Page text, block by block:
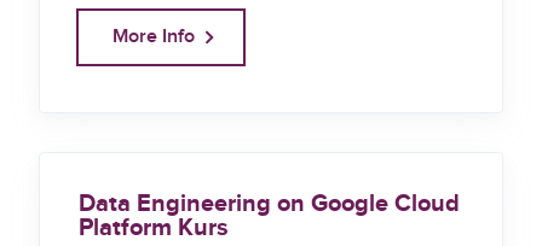
More Info
Data Engineering on Google Cloud
Platform Kurs